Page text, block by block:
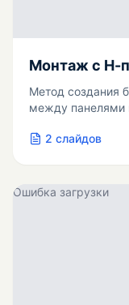
Монтаж с Н-
Метод создания
между панелями
2 слайдов
Ошибка загрузки